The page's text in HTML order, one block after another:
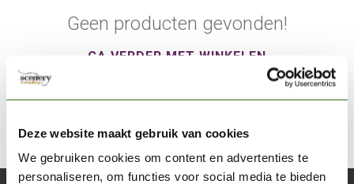
Deze website maakt gebruik van cookies
We gebruiken cookies om content en advertenties te
personaliseren, om functies voor social media te bieden
Geen producten gevonden!
GA VERDER MET WINKELEN